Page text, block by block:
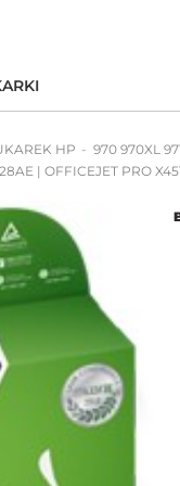
HP
970 970XL
| OFFICEJET PRO